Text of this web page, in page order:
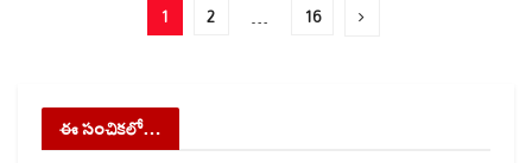
1 2 … 16
ఈ సంచికలో…